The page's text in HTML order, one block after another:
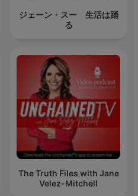
ジェーン・スー 生活は踊
る
The Truth Files with Jane
Velez-Mitchell